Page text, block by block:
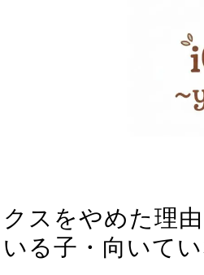
スをやめた理
る子・向いて